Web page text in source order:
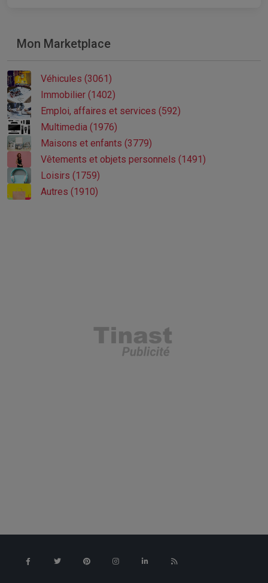
Mon Marketplace
Véhicules (3061)
Immobilier (1402)
Emploi, affaires et services (592)
Multimedia (1976)
Maisons et enfants (3779)
Vêtements et objets personnels (1491)
Loisirs (1759)
Autres (1910)